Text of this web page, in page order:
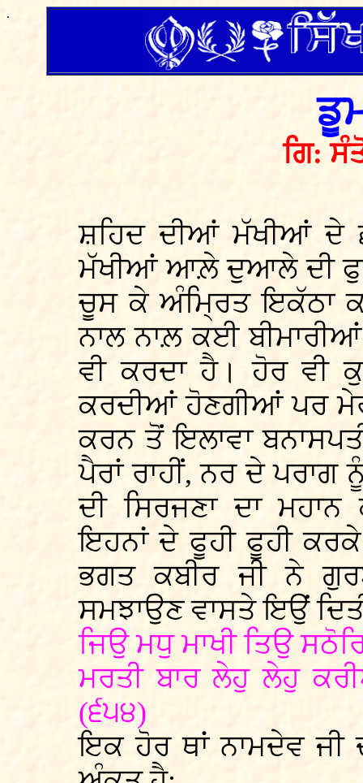
.
ਗਿ:
ਸ਼ਹਿਦ ਦੀਆਂ ਮੱਖੀਆਂ
ਮੱਖੀਆਂ ਆਲ਼ੇ ਦੁਆਲੇ ਦੀ
ਚੂਸ ਕੇ ਅੰਮ੍ਰਿਤ ਇਕੱਠਾ
ਨਾਲ ਨਾਲ਼ ਕਈ
ਵੀ ਕਰਦਾ ਹੈ। ਹੋਰ ਵੀ
ਕਰਦੀਆਂ ਹੋਣਗੀਆਂ ਪਰ
ਕਰਨ ਤੋਂ ਇਲਾਵਾ
ਪੈਰਾਂ ਰਾਹੀਂ, ਨਰ ਦੇ ਪਰਾਗ
ਦੀ ਸਿਰਜਣਾ ਦਾ
ਇਹਨਾਂ ਦੇ ਫੂਹੀ ਫੂਹੀ
ਭਗਤ ਕਬੀਰ ਜੀ ਨੇ
ਸਮਝਾਉਣ ਵਾਸਤੇ ਇਉਂ
ਜਿਉ ਮਧੁ ਮਾਖੀ ਤਿਉ
ਮਰਤੀ ਬਾਰ ਲੇਹੁ ਲੇਹੁ
(੬੫੪)
ਇਕ ਹੋਰ ਥਾਂ ਨਾਮਦੇਵ ਜੀ